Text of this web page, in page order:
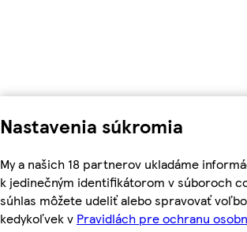
Nastavenia súkromia
My a našich 18 partnerov ukladáme
k jedinečným identifikátorom v súboroch
súhlas môžete udeliť alebo spravovať
kedykoľvek v Pravidlách pre ochranu